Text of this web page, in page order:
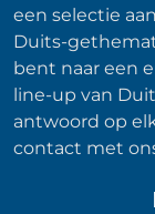
een selectie
Duits-
bent naar een
line-up van
antwoord op
contact met